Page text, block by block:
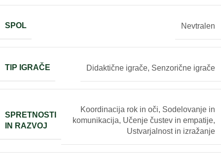
SPOL Nevtralen
TIP IGRAČE Didaktične igrače, Senzorične igrače
SPRETNOSTI
IN RAZVOJ
Koordinacija rok in oči, Sodelovanje in
komunikacija, Učenje čustev in empatije,
Ustvarjalnost in izražanje